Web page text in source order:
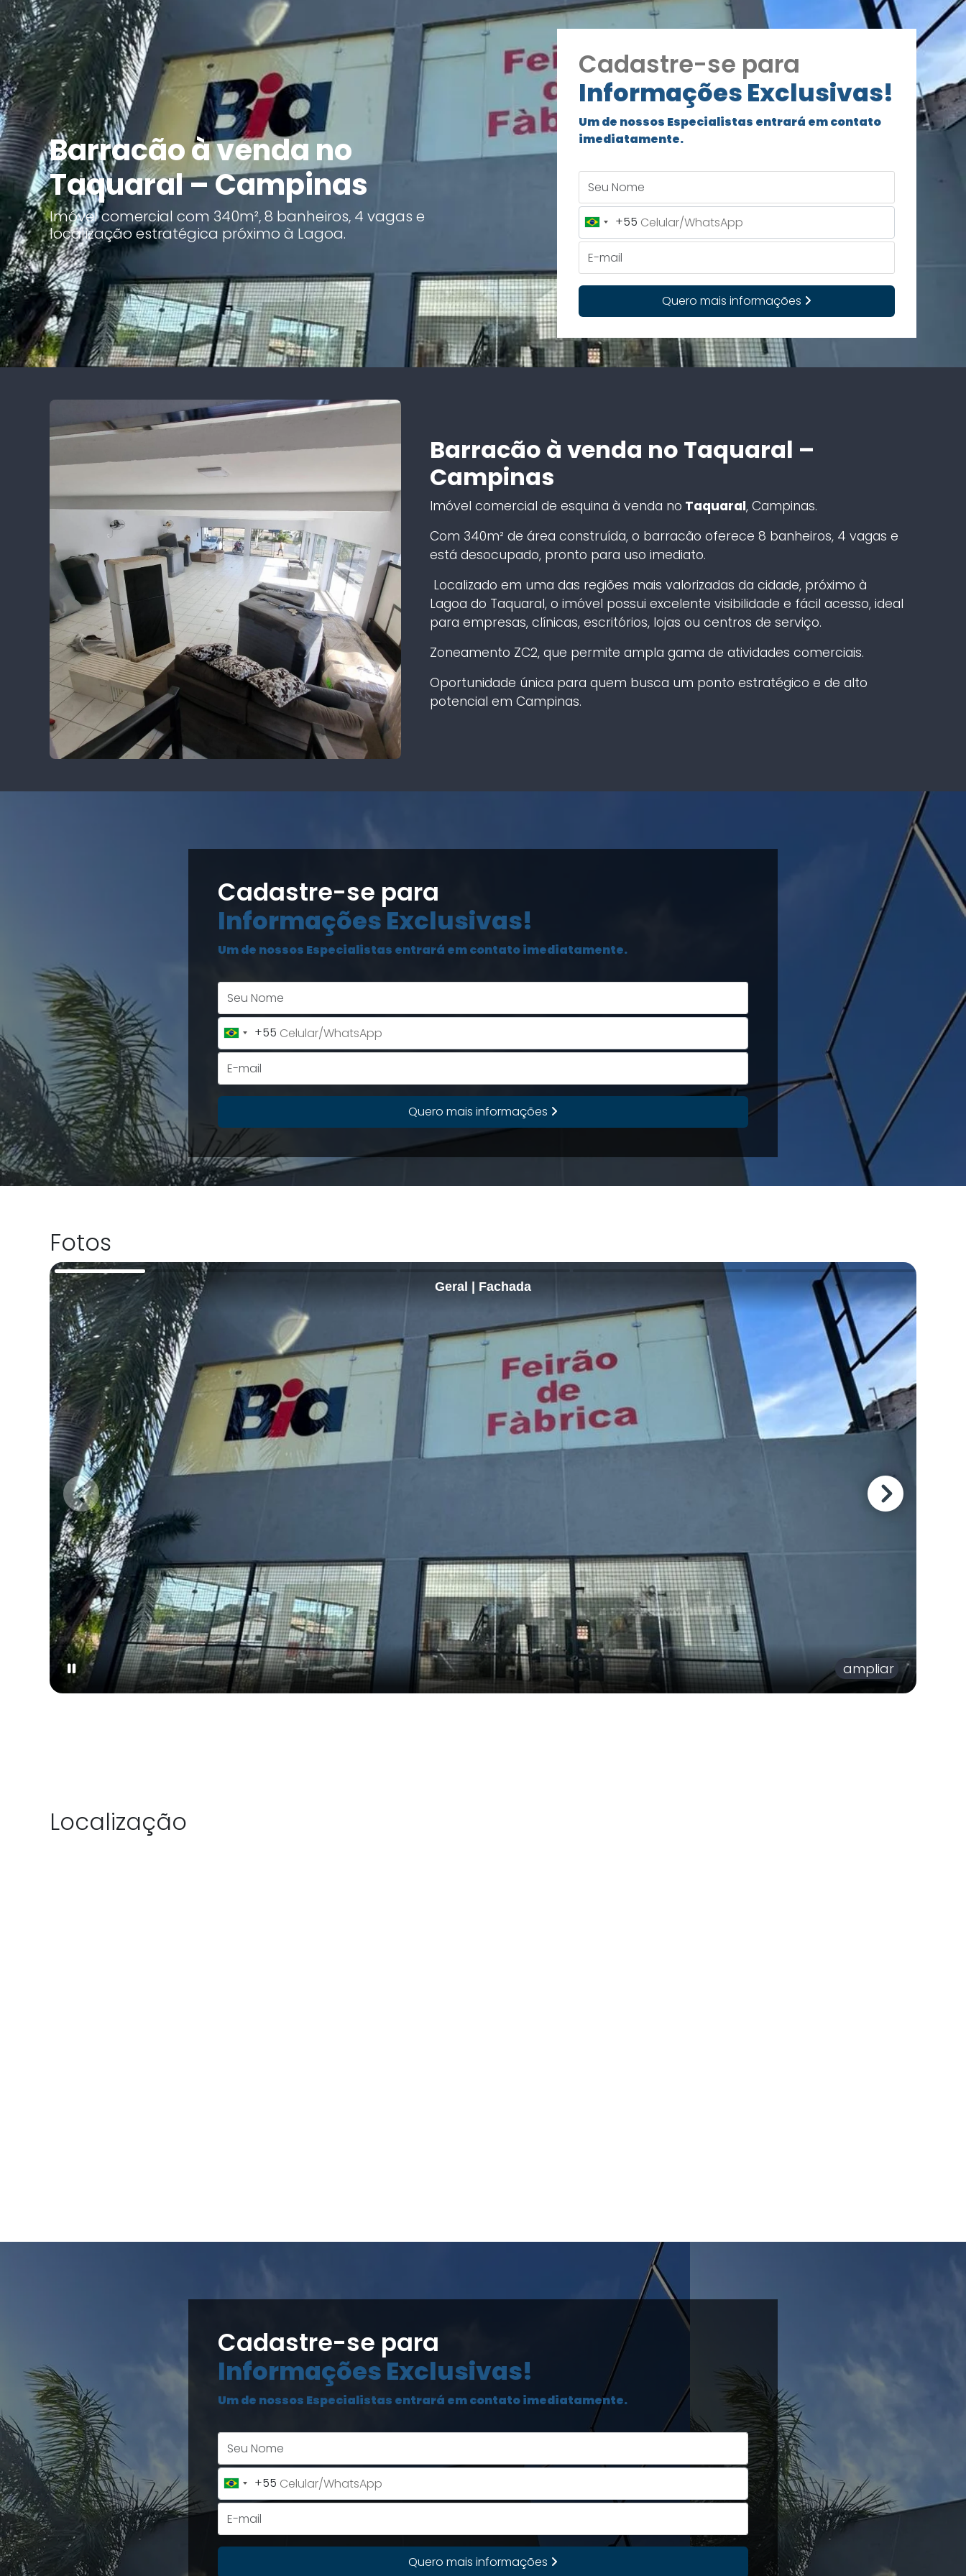
Barracão à venda no
Taquaral – Campinas
Imóvel comercial com 340m², 8 banheiros, 4 vagas e
localização estratégica próximo à Lagoa.
Cadastre-se para
Informações Exclusivas!
Um de nossos Especialistas entrará em contato
imediatamente.
Brazil
+55
+55
Quero mais informações
Barracão à venda no Taquaral –
Campinas
Imóvel comercial de esquina à venda no Taquaral, Campinas.
Com 340m² de área construída, o barracão oferece 8 banheiros, 4 vagas e
está desocupado, pronto para uso imediato.
Localizado em uma das regiões mais valorizadas da cidade, próximo à
Lagoa do Taquaral, o imóvel possui excelente visibilidade e fácil acesso, ideal
para empresas, clínicas, escritórios, lojas ou centros de serviço.
Zoneamento ZC2, que permite ampla gama de atividades comerciais.
Oportunidade única para quem busca um ponto estratégico e de alto
potencial em Campinas.
Cadastre-se para
Informações Exclusivas!
Um de nossos Especialistas entrará em contato imediatamente.
Brazil
+55
+55
Quero mais informações
Fotos
Geral | Fachada
ampliar
Localização
Cadastre-se para
Informações Exclusivas!
Um de nossos Especialistas entrará em contato imediatamente.
Brazil
+55
+55
Quero mais informações